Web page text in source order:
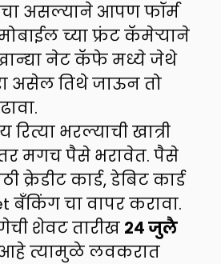
असल्याने आपण फॉर्म
च्या फ्रंट कॅमेऱ्याने
नेट कॅफे मध्ये जेथे
असेल तिथे जाऊन तो
रित्या भरल्याची खात्री
मगच पैसे भरावेत. पैसे
क्रेडीट कार्ड, डेबिट कार्ड
बँकिंग चा वापर करावा.
शेवट तारीख २४ जुलै
आहे त्यामुळे लवकरात